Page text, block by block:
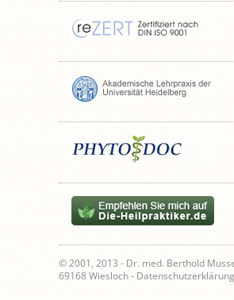
© 2001, 2013 - Dr. med. Berthold
69168 Wiesloch - Datenschutzerklärung